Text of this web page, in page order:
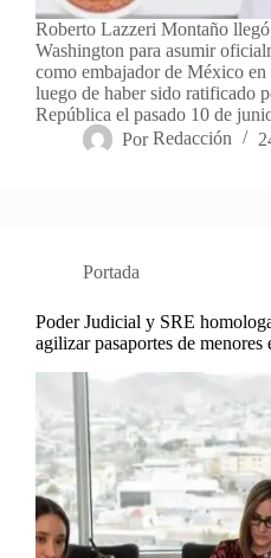
Roberto Lazzeri Montaño llegó
Washington para asumir
como embajador de México en
luego de haber sido ratificado
República el pasado 10 de
Por Redacción
Portada
Poder Judicial y SRE
agilizar pasaportes de